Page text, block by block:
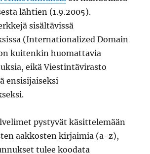
lähtien (1.9.2005).
sisältävissä
(Internationalized Domain
kuitenkin huomattavia
eikä Viestintävirasto
ensisijaiseksi
pystyvät käsittelemään
aakkosten kirjaimia (a-z),
tulee koodata